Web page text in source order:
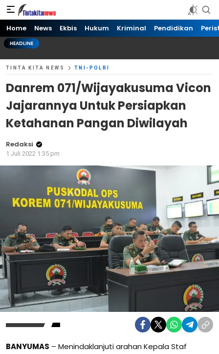
Tinta kita News
Informasi Terkini
Home News Ekbis Hukum Kriminal Pendidikan
HEADLINE
TINTA KITA NEWS TNI-POLRI
Danrem 071/Wijayakusuma Vicon
Jajarannya Untuk Persiapkan
Ketahanan Pangan Diwilayah
Redaksi
1 Juli 2022 1:35 pm
BANYUMAS – Menindaklanjuti arahan Kepala Staf